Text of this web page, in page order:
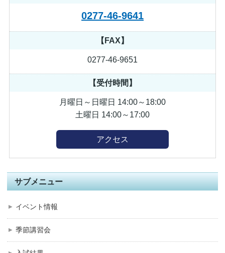
0277-46-9641
【FAX】
0277-46-9651
【受付時間】
月曜日～日曜日 14:00～18:00
土曜日 14:00～17:00
アクセス
サブメニュー
イベント情報
季節講習会